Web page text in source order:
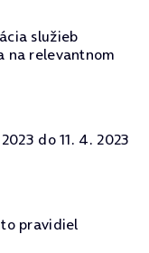
služieb
na relevantnom
do 11. 4. 2023
pravidiel